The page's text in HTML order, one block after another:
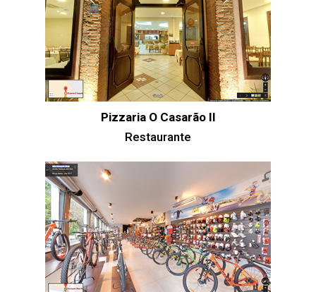
Pizzaria O Casarão II
Restaurante